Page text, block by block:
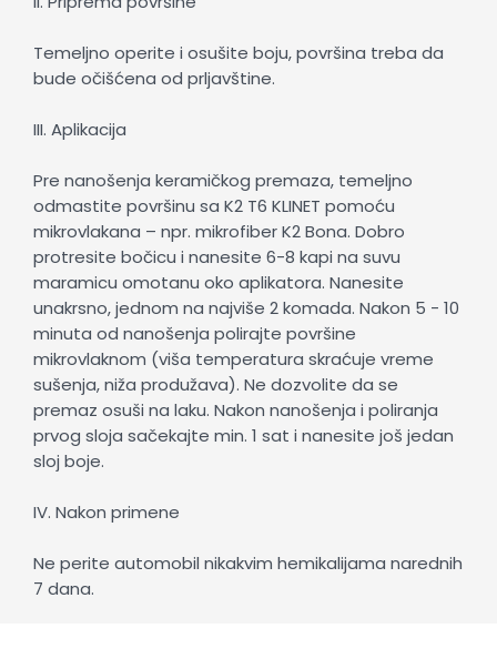
Temeljno operite i osušite boju, površina treba da
bude očišćena od prljavštine.
III. Aplikacija
Pre nanošenja keramičkog premaza, temeljno
odmastite površinu sa K2 T6 KLINET pomoću
mikrovlakana – npr. mikrofiber K2 Bona. Dobro
protresite bočicu i nanesite 6-8 kapi na suvu
maramicu omotanu oko aplikatora. Nanesite
unakrsno, jednom na najviše 2 komada. Nakon 5 - 10
minuta od nanošenja polirajte površine
mikrovlaknom (viša temperatura skraćuje vreme
sušenja, niža produžava). Ne dozvolite da se
premaz osuši na laku. Nakon nanošenja i poliranja
prvog sloja sačekajte min. 1 sat i nanesite još jedan
sloj boje.
IV. Nakon primene
Ne perite automobil nikakvim hemikalijama narednih
7 dana.